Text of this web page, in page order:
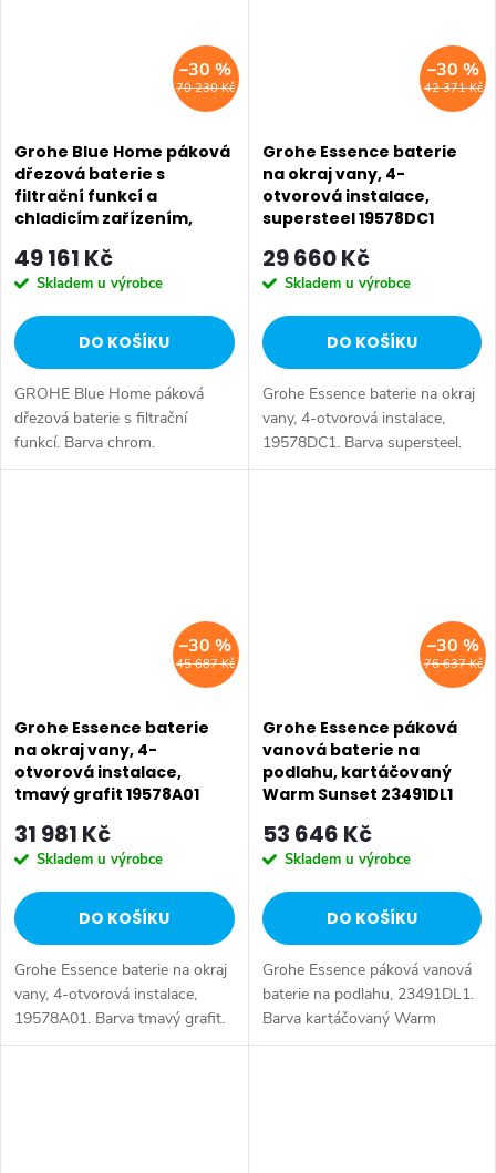
70 230 Kč
–30 %
Grohe Blue Home páková
dřezová baterie s
filtrační funkcí a
chladicím zařízením,
49 161 Kč
Skladem u výrobce
DO KOŠÍKU
GROHE Blue Home páková
dřezová baterie s filtrační
funkcí. Barva chrom.
42 371 Kč
–30 %
Grohe Essence baterie
na okraj vany, 4-
otvorová instalace,
supersteel 19578DC1
29 660 Kč
Skladem u výrobce
DO KOŠÍKU
Grohe Essence baterie na okraj
vany, 4-otvorová instalace,
19578DC1. Barva supersteel.
45 687 Kč
–30 %
Grohe Essence baterie
na okraj vany, 4-
otvorová instalace,
tmavý grafit 19578A01
31 981 Kč
Skladem u výrobce
DO KOŠÍKU
Grohe Essence baterie na okraj
vany, 4-otvorová instalace,
19578A01. Barva tmavý grafit.
76 637 Kč
–30 %
Grohe Essence páková
vanová baterie na
podlahu, kartáčovaný
Warm Sunset 23491DL1
53 646 Kč
Skladem u výrobce
DO KOŠÍKU
Grohe Essence páková vanová
baterie na podlahu, 23491DL1.
Barva kartáčovaný Warm
Sunset.